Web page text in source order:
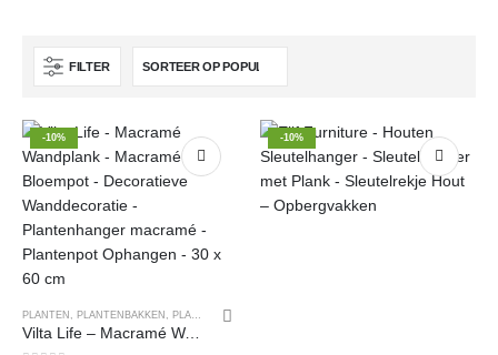
FILTER
-10%
PLANTEN PLANTENBAKKEN PLANTENZAKKEN
Vilta Life – Macramé Wandplank – Macramé Bloempot – Decoratieve Wanddecoratie – Plantenhanger macramé – Plantenpot Ophangen – 30 x 60 cm
-10%